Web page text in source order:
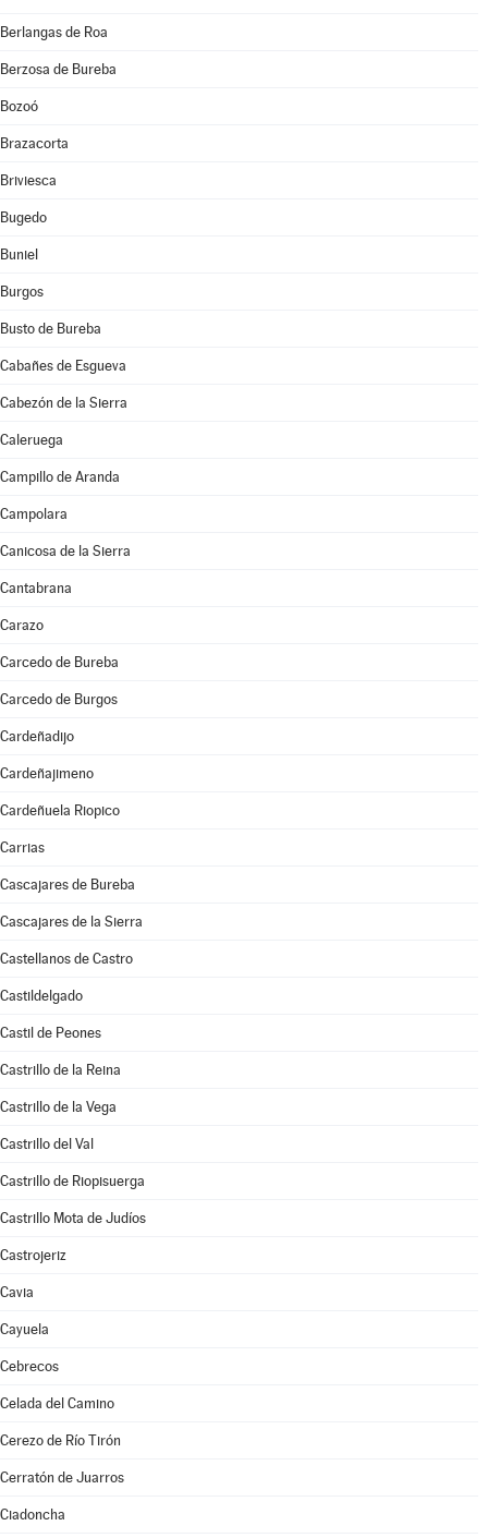
Berlangas de Roa
Berzosa de Bureba
Bozoó
Brazacorta
Briviesca
Bugedo
Buniel
Burgos
Busto de Bureba
Cabañes de Esgueva
Cabezón de la Sierra
Caleruega
Campillo de Aranda
Campolara
Canicosa de la Sierra
Cantabrana
Carazo
Carcedo de Bureba
Carcedo de Burgos
Cardeñadijo
Cardeñajimeno
Cardeñuela Riopico
Carrias
Cascajares de Bureba
Cascajares de la Sierra
Castellanos de Castro
Castildelgado
Castil de Peones
Castrillo de la Reina
Castrillo de la Vega
Castrillo del Val
Castrillo de Riopisuerga
Castrillo Mota de Judíos
Castrojeriz
Cavia
Cayuela
Cebrecos
Celada del Camino
Cerezo de Río Tirón
Cerratón de Juarros
Ciadoncha